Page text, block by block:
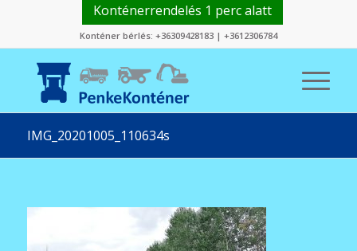
Konténerrendelés 1 perc alatt
Konténer bérlés: +36309428183| +3612306784
IMG_20201005_110634s